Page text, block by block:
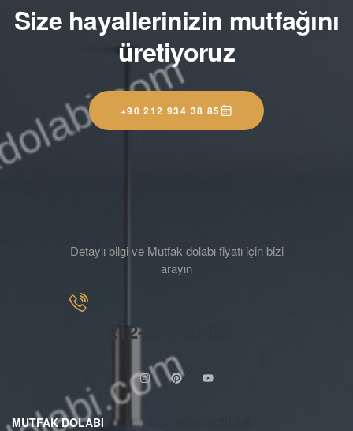
Size hayallerinizin mutfağını
üretiyoruz
+90 212 934 38 85
Detaylı bilgi ve Mutfak dolabı fiyatı için bizi
arayın
+90-212-934-38-85
MUTFAK DOLABI